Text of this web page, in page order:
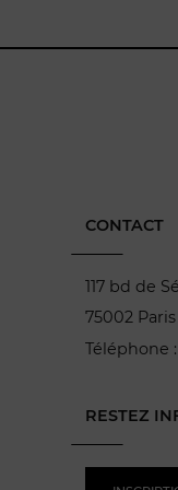
CONTACT
117 bd de
75002 Paris
Téléphone :
RESTEZ